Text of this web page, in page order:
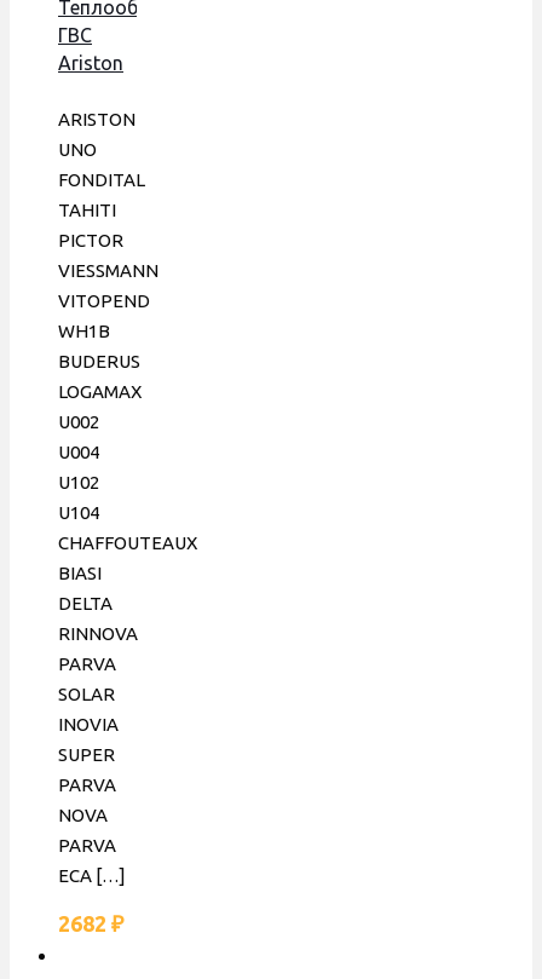
Теплообменник
ГВС
Ariston
Beretta,
Electrolux,
Ferroli,
Fondital,
148 мм,
ARISTON
UNO
FONDITAL
TAHITI
PICTOR
VIESSMANN
VITOPEND
WH1B
BUDERUS
LOGAMAX
U002
U004
U102
U104
CHAFFOUTEAUX
BIASI
DELTA
RINNOVA
PARVA
SOLAR
INOVIA
SUPER
PARVA
NOVA
PARVA
ECA […]
2682 ₽